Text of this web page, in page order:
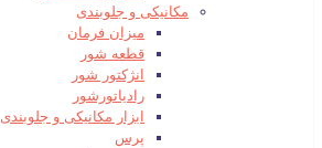
مکانیکی و جلوبندی
میزان فرمان
قطعه شور
انژکتور شور
رادیاتورشور
ابزار مکانیکی و جلوبندی
پرس